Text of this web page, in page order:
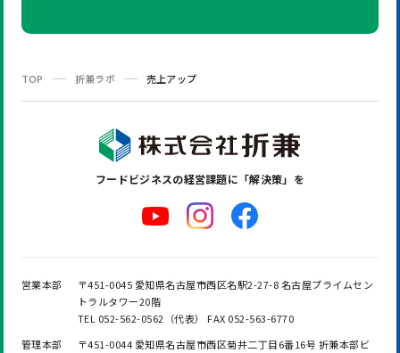
TOP 折兼ラボ 売上アップ
フードビジネスの経営課題に「解決策」を
営業本部
〒451-0045 愛知県名古屋市西区名駅2-27-8 名古屋プライムセン
トラルタワー20階
TEL 052-562-0562（代表） FAX 052-563-6770
管理本部
〒451-0044 愛知県名古屋市西区菊井二丁目6番16号 折兼本部ビ